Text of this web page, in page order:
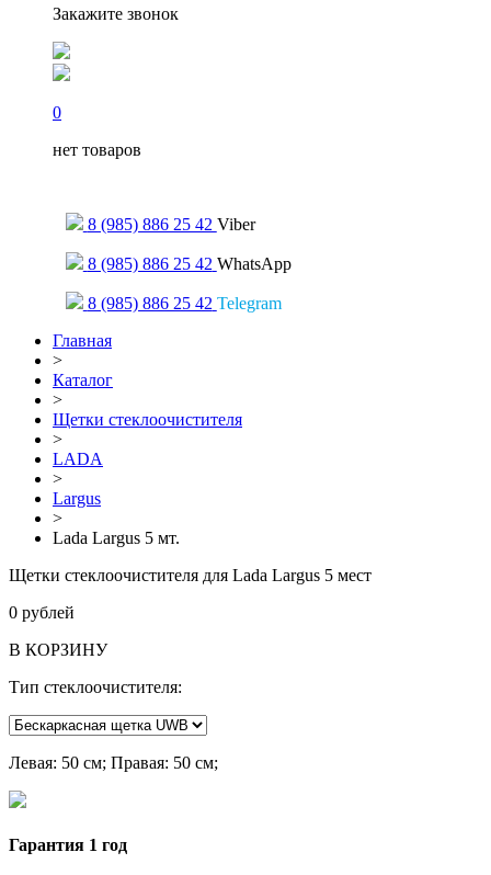
Закажите звонок
0
нет товаров
8 (985) 886 25 42 Viber
8 (985) 886 25 42 WhatsApp
8 (985) 886 25 42 Telegram
Главная
>
Каталог
>
Щетки стеклоочистителя
>
LADA
>
Largus
>
Lada Largus 5 мт.
Щетки стеклоочистителя для Lada Largus 5 мест
0 рублей
В КОРЗИНУ
Тип стеклоочистителя:
Левая: 50 см; Правая: 50 см;
Гарантия 1 год